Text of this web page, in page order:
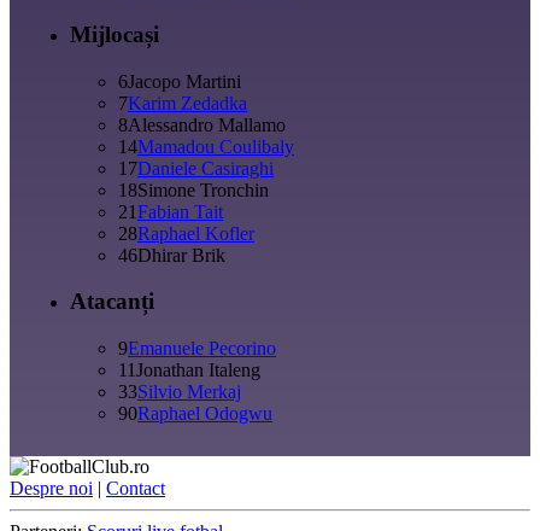
Mijlocași
6Jacopo Martini
7Karim Zedadka
8Alessandro Mallamo
14Mamadou Coulibaly
17Daniele Casiraghi
18Simone Tronchin
21Fabian Tait
28Raphael Kofler
46Dhirar Brik
Atacanți
9Emanuele Pecorino
11Jonathan Italeng
33Silvio Merkaj
90Raphael Odogwu
Despre noi | Contact